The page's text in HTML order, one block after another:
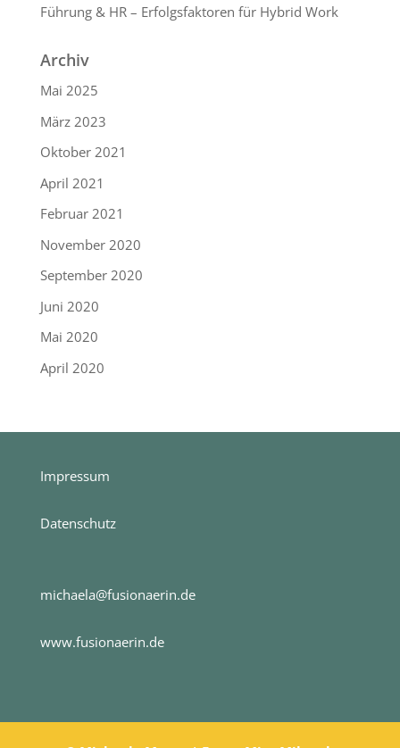
Führung & HR – Erfolgsfaktoren für Hybrid Work
Archiv
Mai 2025
März 2023
Oktober 2021
April 2021
Februar 2021
November 2020
September 2020
Juni 2020
Mai 2020
April 2020
Impressum
Datenschutz
michaela@fusionaerin.de
www.fusionaerin.de